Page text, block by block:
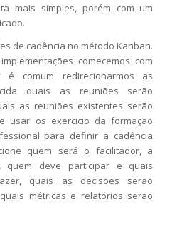
mais simples, porém com um
de cadência no método Kanban.
comecemos com
é comum redirecionarmos as
quais as reuniões serão
as reuniões existentes serão
usar os exercicio da formação
para definir a cadência
quem será o facilitador, a
quem deve participar e quais
quais as decisões serão
métricas e relatórios serão